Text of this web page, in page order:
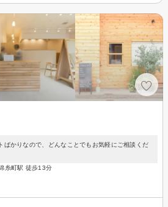
ばかりなので、どんなことでもお気軽にご相談くだ
糸町駅 徒歩13分